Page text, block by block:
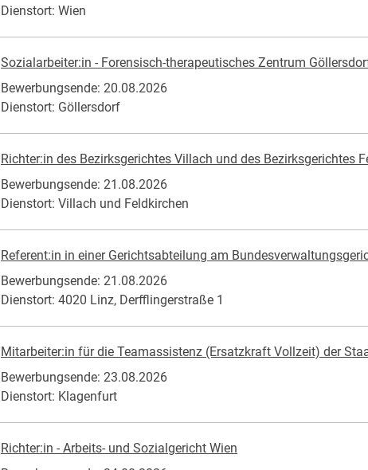
Dienstort: Wien
Sozialarbeiter:in - Forensisch-therapeutisches Zentrum
Bewerbungsende: 20.08.2026
Dienstort: Göllersdorf
Richter:in des Bezirksgerichtes Villach und des Bezirksgerichtes
Bewerbungsende: 21.08.2026
Dienstort: Villach und Feldkirchen
Referent:in in einer Gerichtsabteilung am
Bewerbungsende: 21.08.2026
Dienstort: 4020 Linz, Derfflingerstraße 1
Mitarbeiter:in für die Teamassistenz (Ersatzkraft Vollzeit) der
Bewerbungsende: 23.08.2026
Dienstort: Klagenfurt
Richter:in - Arbeits- und Sozialgericht Wien